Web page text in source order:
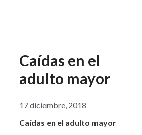
Caídas en el
adulto mayor
17 diciembre, 2018
Caídas en el adulto mayor